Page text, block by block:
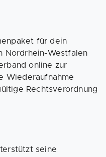
für dein
Nordrhein-Westfalen
online zur
Wiederaufnahme
Rechtsverordnung
seine